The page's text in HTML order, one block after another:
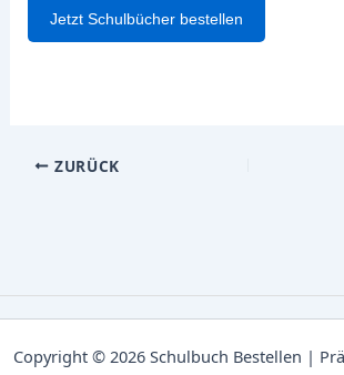
Jetzt Schulbücher bestellen
ZURÜCK
Copyright © 2026 Schulbuch Bestellen |